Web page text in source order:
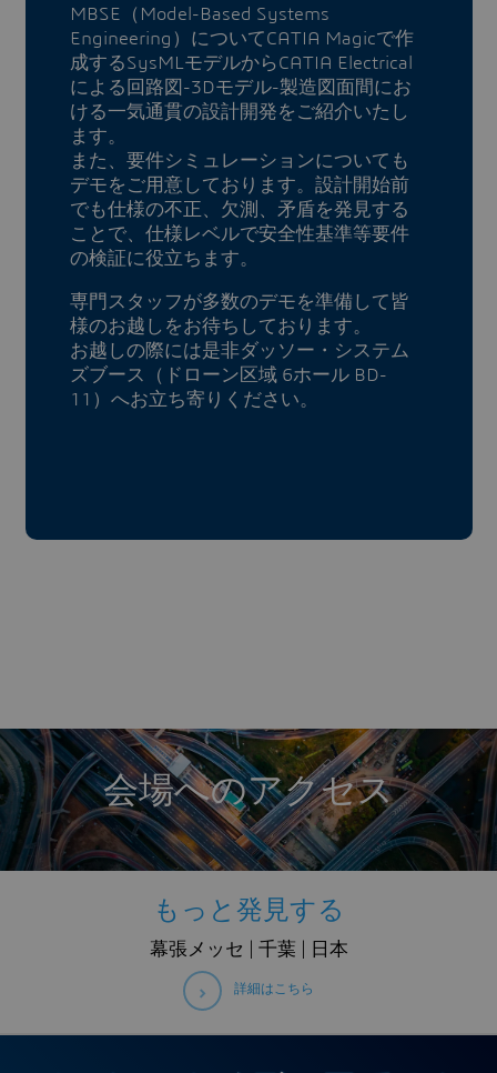
MBSE（Model-Based Systems
Engineering）についてCATIA Magicで作
成するSysMLモデルからCATIA Electrical
による回路図-3Dモデル-製造図面間にお
ける一気通貫の設計開発をご紹介いたし
ます。
また、要件シミュレーションについても
デモをご用意しております。設計開始前
でも仕様の不正、欠測、矛盾を発見する
ことで、仕様レベルで安全性基準等要件
の検証に役立ちます。
専門スタッフが多数のデモを準備して皆
様のお越しをお待ちしております。
お越しの際には是非ダッソー・システム
ズブース（ドローン区域 6ホール BD-
11）へお立ち寄りください。
会場へのアクセス
もっと発見する
幕張メッセ | 千葉 | 日本
詳細はこちら